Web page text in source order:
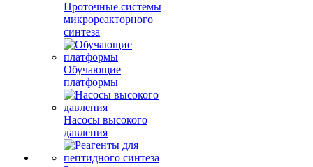
Проточные системы
микрореакторного
синтеза
Обучающие
платформы
Насосы высокого
давления